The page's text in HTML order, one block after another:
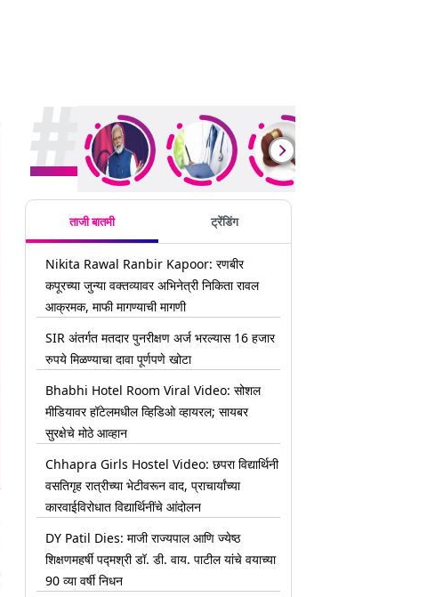
ताजी बातमी ट्रेंडिंग
Nikita Rawal Ranbir Kapoor: रणबीर
कपूरच्या जुन्या वक्तव्यावर अभिनेत्री निकिता रावल
आक्रमक, माफी मागण्याची मागणी
SIR अंतर्गत मतदार पुनरीक्षण अर्ज भरल्यास 16 हजार
रुपये मिळण्याचा दावा पूर्णपणे खोटा
Bhabhi Hotel Room Viral Video: सोशल
मीडियावर हॉटेलमधील व्हिडिओ व्हायरल; सायबर
सुरक्षेचे मोठे आव्हान
Chhapra Girls Hostel Video: छपरा विद्यार्थिनी
वसतिगृह रात्रीच्या भेटीवरून वाद, प्राचार्यांच्या
कारवाईविरोधात विद्यार्थिनींचे आंदोलन
DY Patil Dies: माजी राज्यपाल आणि ज्येष्ठ
शिक्षणमहर्षी पद्मश्री डॉ. डी. वाय. पाटील यांचे वयाच्या
90 व्या वर्षी निधन